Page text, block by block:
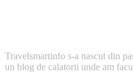
Travelsmartinfo s-a nascut din
un blog de calatorii unde am